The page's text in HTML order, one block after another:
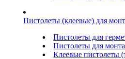
Пистолеты (клеевые) для
Пистолеты для
Пистолеты для
Клеевые пистолеты